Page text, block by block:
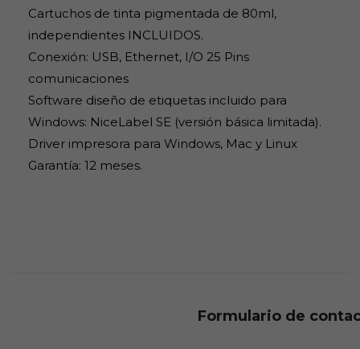
Cartuchos de tinta pigmentada de 80ml,
independientes INCLUIDOS.
Conexión: USB, Ethernet, I/O 25 Pins
comunicaciones
Software diseño de etiquetas incluido para
Windows: NiceLabel SE (versión básica limitada).
Driver impresora para Windows, Mac y Linux
Garantía: 12 meses.
Formulario de